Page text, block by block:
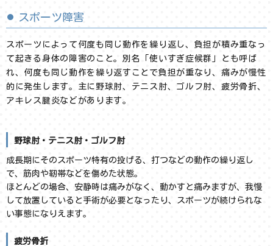
スポーツ障害
スポーツによって何度も同じ動作を繰り返し、負担が積み重なっ
て起きる身体の障害のこと。別名「使いすぎ症候群」とも呼ば
れ、何度も同じ動作を繰り返すことで負担が重なり、痛みが慢性
的に発生します。主に野球肘、テニス肘、ゴルフ肘、疲労骨折、
アキレス腱炎などがあります。
野球肘・テニス肘・ゴルフ肘
成長期にそのスポーツ特有の投げる、打つなどの動作の繰り返し
で、筋肉や靭帯などを傷めた状態。
ほとんどの場合、安静時は痛みがなく、動かすと痛みますが、我慢
して放置していると手術が必要となったり、スポーツが続けられな
い事態になりえます。
疲労骨折